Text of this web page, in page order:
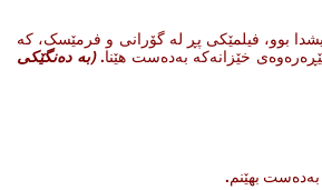
بوو، فیلمێکی پڕ له‌ گۆرانی ‌و فرمێسک، که‌
خێزانه‌که‌ به‌ده‌ست هێنا.(بە دەنگێکی
به‌ده‌ست بهێنم.